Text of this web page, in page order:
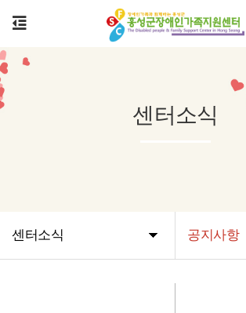
센터소식 공지사항
센터소식